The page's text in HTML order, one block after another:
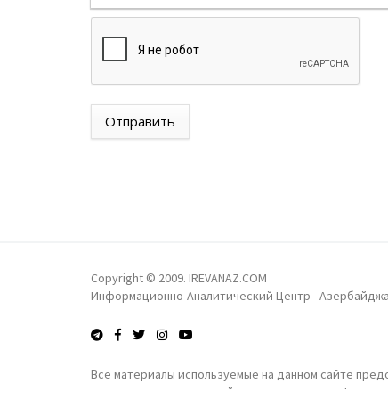
Отправить
Copyright © 2009. IREVANAZ.COM
Информационно-Аналитический Центр -
Все материалы используемые на данном сайте
получения коммерческой выгоды запрещены!